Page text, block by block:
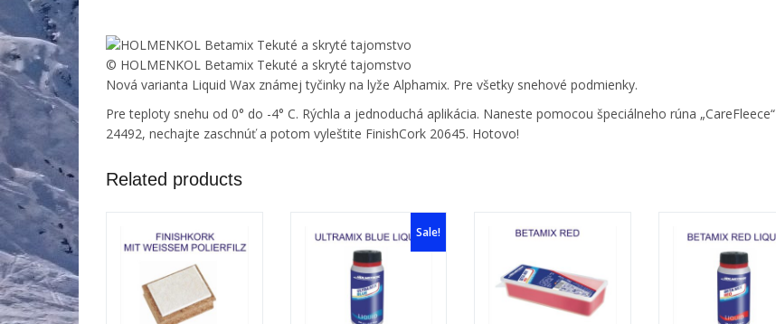
© HOLMENKOL Betamix Tekuté a skryté tajomstvo
Nová varianta Liquid Wax známej tyčinky na lyže Alphamix. Pre všetky snehové podmienky.
Pre teploty snehu od 0° do -4° C. Rýchla a jednoduchá aplikácia. Naneste pomocou špeciálneho rúna „CareFleece“
24492, nechajte zaschnúť a potom vyleštite FinishCork 20645. Hotovo!
Related products
Sale!